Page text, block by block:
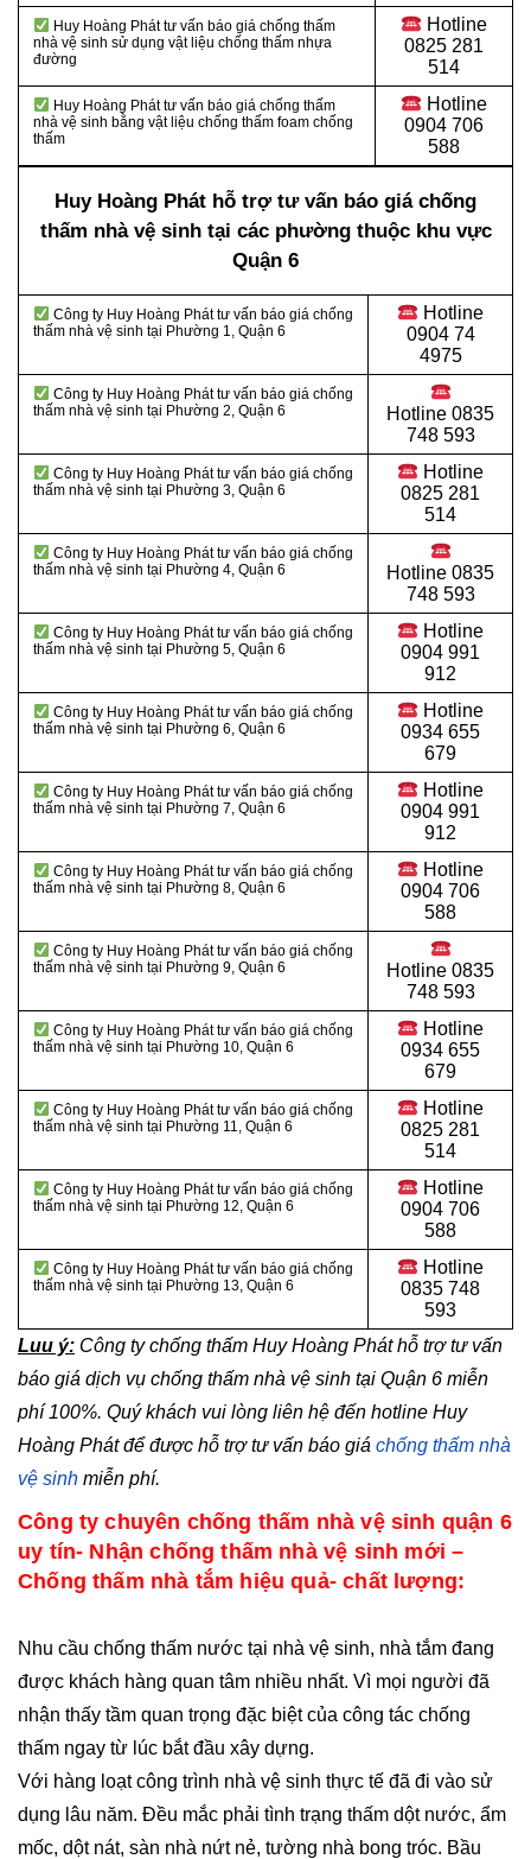
Huy Hoàng Phát tư vấn báo giá chống thấm
nhà vệ sinh sử dụng vật liệu chống thấm nhựa
đường
Hotline
0825 281
514
Huy Hoàng Phát tư vấn báo giá chống thấm
nhà vệ sinh bằng vật liệu chống thấm foam chống
thấm
Hotline
0904 706
588
Huy Hoàng Phát hỗ trợ tư vấn báo giá chống
thấm nhà vệ sinh tại các phường thuộc khu vực
Quận 6
Công ty Huy Hoàng Phát tư vấn báo giá chống
thấm nhà vệ sinh tại Phường 1, Quận 6
Hotline
0904 74
4975
Công ty Huy Hoàng Phát tư vấn báo giá chống
thấm nhà vệ sinh tại Phường 2, Quận 6
Hotline 0835
748 593
Công ty Huy Hoàng Phát tư vấn báo giá chống
thấm nhà vệ sinh tại Phường 3, Quận 6
Hotline
0825 281
514
Công ty Huy Hoàng Phát tư vấn báo giá chống
thấm nhà vệ sinh tại Phường 4, Quận 6
Hotline 0835
748 593
Công ty Huy Hoàng Phát tư vấn báo giá chống
thấm nhà vệ sinh tại Phường 5, Quận 6
Hotline
0904 991
912
Công ty Huy Hoàng Phát tư vấn báo giá chống
thấm nhà vệ sinh tại Phường 6, Quận 6
Hotline
0934 655
679
Công ty Huy Hoàng Phát tư vấn báo giá chống
thấm nhà vệ sinh tại Phường 7, Quận 6
Hotline
0904 991
912
Công ty Huy Hoàng Phát tư vấn báo giá chống
thấm nhà vệ sinh tại Phường 8, Quận 6
Hotline
0904 706
588
Công ty Huy Hoàng Phát tư vấn báo giá chống
thấm nhà vệ sinh tại Phường 9, Quận 6
Hotline 0835
748 593
Công ty Huy Hoàng Phát tư vấn báo giá chống
thấm nhà vệ sinh tại Phường 10, Quận 6
Hotline
0934 655
679
Công ty Huy Hoàng Phát tư vấn báo giá chống
thấm nhà vệ sinh tại Phường 11, Quận 6
Hotline
0825 281
514
Công ty Huy Hoàng Phát tư vấn báo giá chống
thấm nhà vệ sinh tại Phường 12, Quận 6
Hotline
0904 706
588
Công ty Huy Hoàng Phát tư vấn báo giá chống
thấm nhà vệ sinh tại Phường 13, Quận 6
Hotline
0835 748
593
Luu ý: Công ty chống thấm Huy Hoàng Phát hỗ trợ tư vấn
báo giá dịch vụ chống thấm nhà vệ sinh tại Quận 6 miễn
phí 100%. Quý khách vui lòng liên hệ đến hotline Huy
Hoàng Phát để được hỗ trợ tư vấn báo giá chống thấm nhà
vệ sinh miễn phí.
Công ty chuyên chống thấm nhà vệ sinh quận 6
uy tín- Nhận chống thấm nhà vệ sinh mới –
Chống thấm nhà tắm hiệu quả- chất lượng:
Nhu cầu chống thấm nước tại nhà vệ sinh, nhà tắm đang
được khách hàng quan tâm nhiều nhất. Vì mọi người đã
nhận thấy tầm quan trọng đặc biệt của công tác chống
thấm ngay từ lúc bắt đầu xây dựng.
Với hàng loạt công trình nhà vệ sinh thực tế đã đi vào sử
dụng lâu năm. Đều mắc phải tình trạng thấm dột nước, ẩm
mốc, dột nát, sàn nhà nứt nẻ, tường nhà bong tróc. Bầu